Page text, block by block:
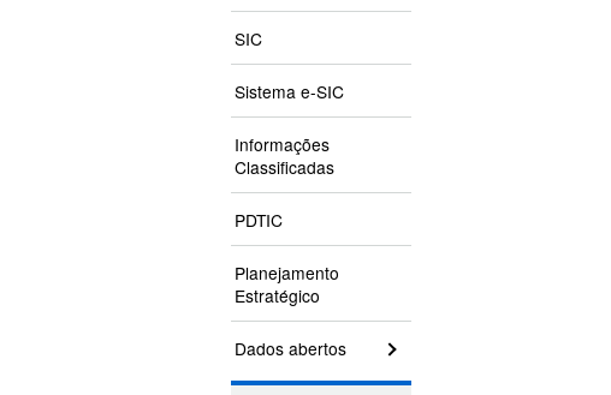
SIC
Sistema e-SIC
Informações
Classificadas
PDTIC
Planejamento
Estratégico
Dados abertos